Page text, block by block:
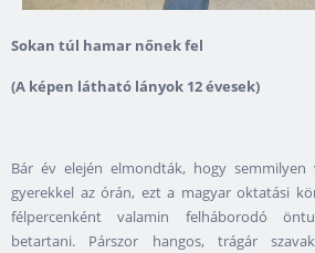
Sokan túl hamar nőnek fel
(A képen látható lányok 12 évesek)
Bár év elején elmondták, hogy
gyerekkel az órán, ezt a magyar oktatási
félpercenként valamin felháborodó
betartani. Párszor hangos, trágár